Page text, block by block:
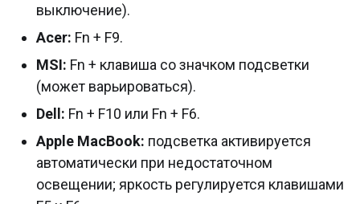
выключение).
Acer: Fn + F9.
MSI: Fn + клавиша со значком подсветки
(может варьироваться).
Dell: Fn + F10 или Fn + F6.
Apple MacBook: подсветка активируется
автоматически при недостаточном
освещении; яркость регулируется клавишами